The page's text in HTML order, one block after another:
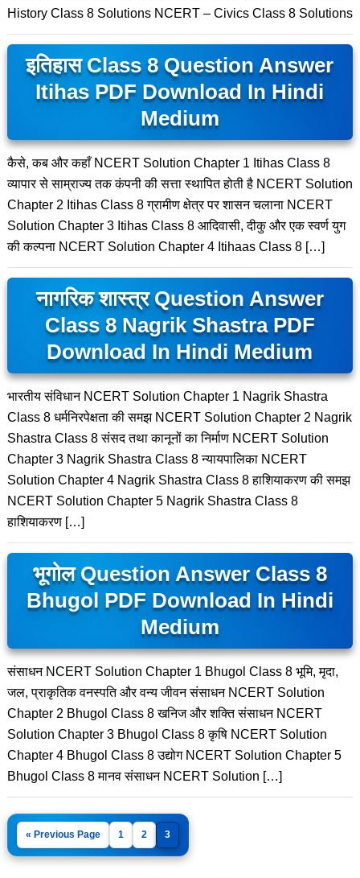
History Class 8 Solutions NCERT – Civics Class 8 Solutions
इतिहास Class 8 Question Answer
Itihas PDF Download In Hindi
Medium
कैसे, कब और कहाँ NCERT Solution Chapter 1 Itihas Class 8
व्यापार से साम्राज्य तक कंपनी की सत्ता स्थापित होती है NCERT Solution
Chapter 2 Itihas Class 8 ग्रामीण क्षेत्र पर शासन चलाना NCERT
Solution Chapter 3 Itihas Class 8 आदिवासी, दीकु और एक स्वर्ण युग
की कल्पना NCERT Solution Chapter 4 Itihaas Class 8 […]
नागरिक शास्त्र Question Answer
Class 8 Nagrik Shastra PDF
Download In Hindi Medium
भारतीय संविधान NCERT Solution Chapter 1 Nagrik Shastra
Class 8 धर्मनिरपेक्षता की समझ NCERT Solution Chapter 2 Nagrik
Shastra Class 8 संसद तथा कानूनों का निर्माण NCERT Solution
Chapter 3 Nagrik Shastra Class 8 न्यायपालिका NCERT
Solution Chapter 4 Nagrik Shastra Class 8 हाशियाकरण की समझ
NCERT Solution Chapter 5 Nagrik Shastra Class 8
हाशियाकरण […]
भूगोल Question Answer Class 8
Bhugol PDF Download In Hindi
Medium
संसाधन NCERT Solution Chapter 1 Bhugol Class 8 भूमि, मृदा,
जल, प्राकृतिक वनस्पति और वन्य जीवन संसाधन NCERT Solution
Chapter 2 Bhugol Class 8 खनिज और शक्ति संसाधन NCERT
Solution Chapter 3 Bhugol Class 8 कृषि NCERT Solution
Chapter 4 Bhugol Class 8 उद्योग NCERT Solution Chapter 5
Bhugol Class 8 मानव संसाधन NCERT Solution […]
« Previous Page 1 2 3